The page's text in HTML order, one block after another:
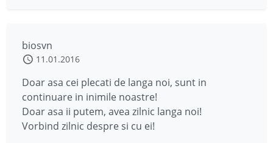
biosvn
11.01.2016
Doar asa cei plecati de langa noi, sunt in
continuare in inimile noastre!
Doar asa ii putem, avea zilnic langa noi!
Vorbind zilnic despre si cu ei!